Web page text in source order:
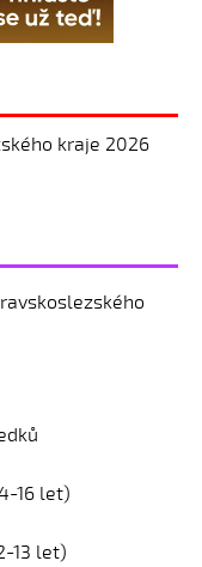
kraje 2026
16 let)
13 let)